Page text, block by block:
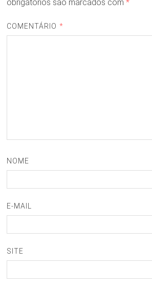
obrigatórios são marcados com *
COMENTÁRIO *
NOME
E-MAIL
SITE